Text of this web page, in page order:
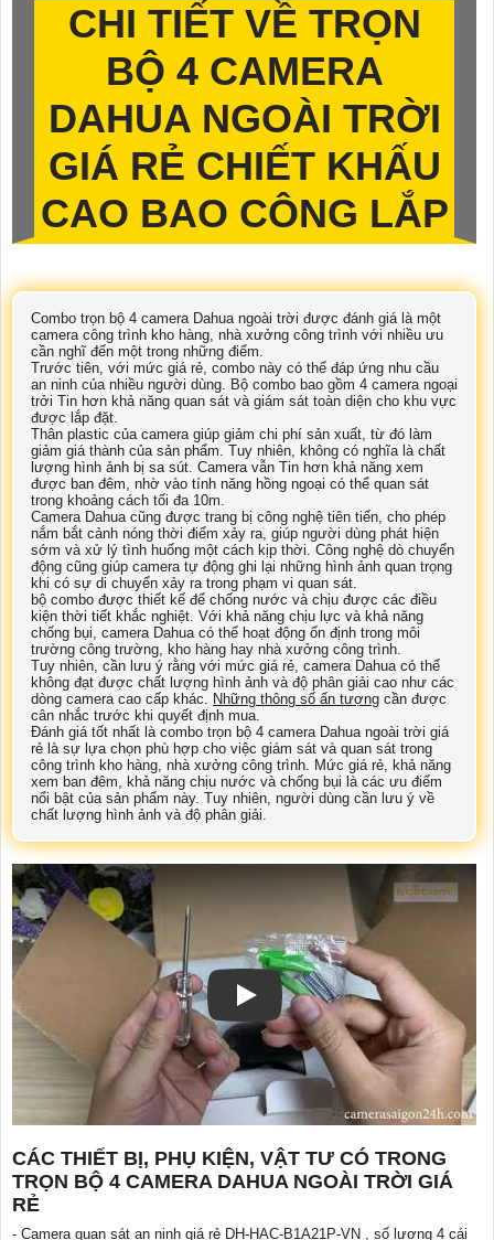
CHI TIẾT VỀ TRỌN
BỘ 4 CAMERA
DAHUA NGOÀI TRỜI
GIÁ RẺ CHIẾT KHẤU
CAO BAO CÔNG LẮP
Combo trọn bộ 4 camera Dahua ngoài trời được đánh giá là một
camera công trình kho hàng, nhà xưởng công trình với nhiều ưu
cần nghĩ đến một trong những điểm.
Trước tiên, với mức giá rẻ, combo này có thể đáp ứng nhu cầu
an ninh của nhiều người dùng. Bộ combo bao gồm 4 camera ngoại
trởi Tin hơn khả năng quan sát và giám sát toàn diện cho khu vực
được lắp đặt.
Thân plastic của camera giúp giảm chi phí sản xuất, từ đó làm
giảm giá thành của sản phẩm. Tuy nhiên, không có nghĩa là chất
lượng hình ảnh bị sa sút. Camera vẫn Tin hơn khả năng xem
được ban đêm, nhờ vào tính năng hồng ngoại có thể quan sát
trong khoảng cách tối đa 10m.
Camera Dahua cũng được trang bị công nghệ tiên tiến, cho phép
nắm bắt cảnh nóng thời điểm xảy ra, giúp người dùng phát hiện
sớm và xử lý tình huống một cách kịp thời. Công nghệ dò chuyển
động cũng giúp camera tự động ghi lại những hình ảnh quan trọng
khi có sự di chuyển xảy ra trong phạm vi quan sát.
bộ combo được thiết kế để chống nước và chịu được các điều
kiện thời tiết khắc nghiệt. Với khả năng chịu lực và khả năng
chống bụi, camera Dahua có thể hoạt động ổn định trong môi
trường công trường, kho hàng hay nhà xưởng công trình.
Tuy nhiên, cần lưu ý rằng với mức giá rẻ, camera Dahua có thể
không đạt được chất lượng hình ảnh và độ phân giải cao như các
dòng camera cao cấp khác. Những thông số ấn tượng cần được
cân nhắc trước khi quyết định mua.
Đánh giá tốt nhất là combo trọn bộ 4 camera Dahua ngoài trời giá
rẻ là sự lựa chọn phù hợp cho việc giám sát và quan sát trong
công trình kho hàng, nhà xưởng công trình. Mức giá rẻ, khả năng
xem ban đêm, khả năng chịu nước và chống bụi là các ưu điểm
nổi bật của sản phẩm này. Tuy nhiên, người dùng cần lưu ý về
chất lượng hình ảnh và độ phân giải.
CÁC THIẾT BỊ, PHỤ KIỆN, VẬT TƯ CÓ TRONG
TRỌN BỘ 4 CAMERA DAHUA NGOÀI TRỜI GIÁ
RẺ
- Camera quan sát an ninh giá rẻ DH-HAC-B1A21P-VN , số lượng 4 cái